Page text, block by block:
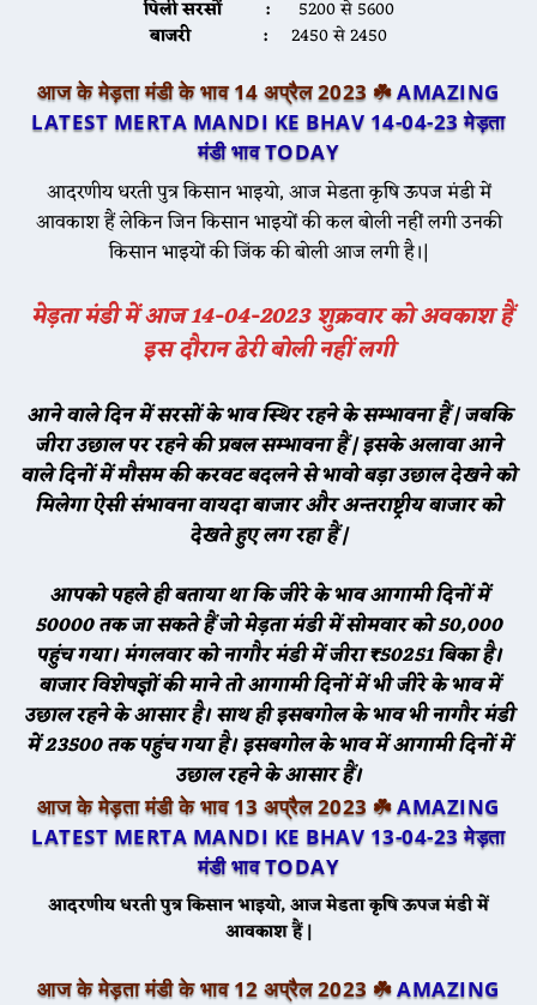
पिली सरसों :
5200 से 5600
बाजरी : 2450 से 2450
आज के मेड़ता मंडी के भाव 14 अप्रैल 2023 ☘️AMAZING
LATEST MERTA MANDI KE BHAV 14-04-23 मेड़ता
मंडी भाव TODAY
आदरणीय धरती पुत्र किसान भाइयो, आज मेडता कृषि ऊपज मंडी में
आवकाश हैं लेकिन जिन किसान भाइयों की कल बोली नहीं लगी उनकी
किसान भाइयों की जिंक की बोली आज लगी है।|
मेड़ता मंडी में आज 14-04-2023 शुक्रवार को अवकाश हैं
इस दौरान ढेरी बोली नहीं लगी
आने वाले दिन में सरसों के भाव स्थिर रहने के सम्भावना हैं | जबकि
जीरा उछाल पर रहने की प्रबल सम्भावना हैं | इसके अलावा आने
वाले दिनों में मौसम की करवट बदलने से भावो बड़ा उछाल देखने को
मिलेगा ऐसी संभावना वायदा बाजार और अन्तराष्ट्रीय बाजार को
देखते हुए लग रहा हैं |
आपको पहले ही बताया था कि जीरे के भाव आगामी दिनों में
50000 तक जा सकते हैं जो मेड़ता मंडी में सोमवार को 50,000
पहुंच गया। मंगलवार को नागौर मंडी में जीरा ₹50251 बिका है।
बाजार विशेषज्ञों की माने तो आगामी दिनों में भी जीरे के भाव में
उछाल रहने के आसार है। साथ ही इसबगोल के भाव भी नागौर मंडी
में 23500 तक पहुंच गया है। इसबगोल के भाव में आगामी दिनों में
उछाल रहने के आसार हैं।
आज के मेड़ता मंडी के भाव 13 अप्रैल 2023 ☘️AMAZING
LATEST MERTA MANDI KE BHAV 13-04-23 मेड़ता
मंडी भाव TODAY
आदरणीय धरती पुत्र किसान भाइयो, आज मेडता कृषि ऊपज मंडी में
आवकाश हैं |
आज के मेड़ता मंडी के भाव 12 अप्रैल 2023 ☘️AMAZING